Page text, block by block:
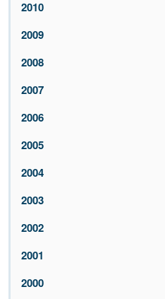
2010
2009
2008
2007
2006
2005
2004
2003
2002
2001
2000